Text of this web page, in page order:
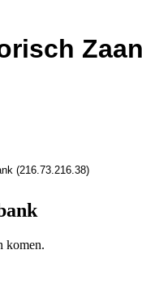
(216.73.216.38)
komen.